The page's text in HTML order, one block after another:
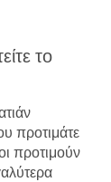
το
προτιμάτε
προτιμούν